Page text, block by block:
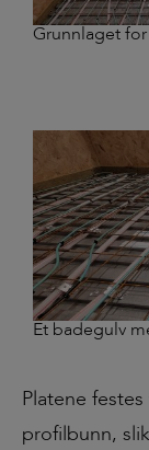
Grunnlaget
Et badegulv
Platene
profilbunn,